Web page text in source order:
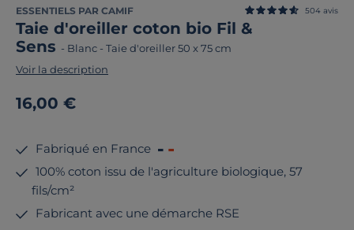
ESSENTIELS PAR CAMIF
Taie d'oreiller coton bio Fil &
Sens - Blanc - Taie d'oreiller 50 x 75 cm
504 avis
Voir la description
16,00 €
Fabriqué en France
100% coton issu de l'agriculture biologique, 57
fils/cm²
Fabricant avec une démarche RSE